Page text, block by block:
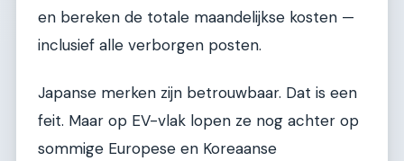
en bereken de totale maandelijkse kosten —
inclusief alle verborgen posten.
Japanse merken zijn betrouwbaar. Dat is een
feit. Maar op EV-vlak lopen ze nog achter op
sommige Europese en Koreaanse